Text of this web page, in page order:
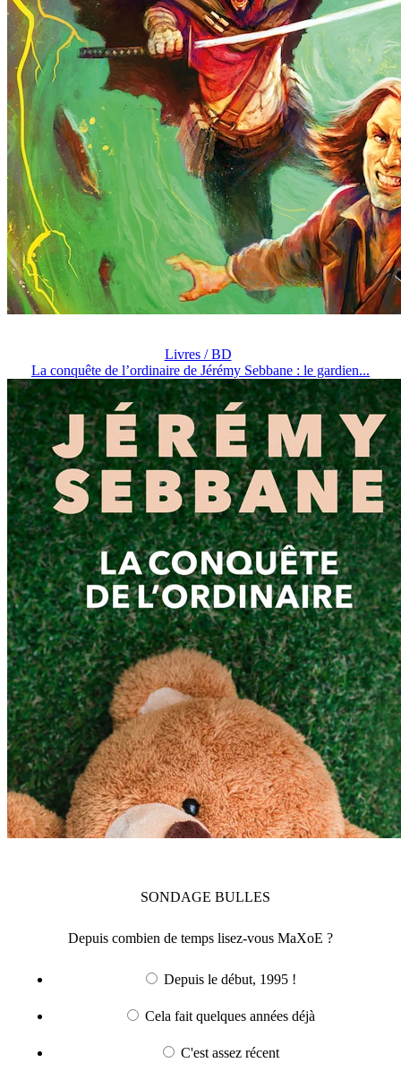
Livres / BD
La conquête de l’ordinaire de Jérémy Sebbane : le gardien...
SONDAGE BULLES
Depuis combien de temps lisez-vous MaXoE ?
Depuis le début, 1995 !
Cela fait quelques années déjà
C'est assez récent